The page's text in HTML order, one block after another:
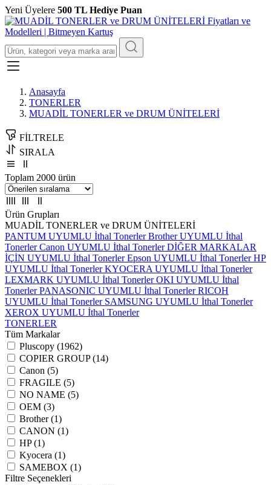
Yeni Üyelere 500 TL Hediye Puan
Anasayfa
TONERLER
MUADİL TONERLER ve DRUM ÜNİTELERİ
FİLTRELE
SIRALA
Toplam 2000 ürün
Ürün Grupları
MUADİL TONERLER ve DRUM ÜNİTELERİ
PANTUM UYUMLU İthal Tonerler Brother UYUMLU İthal
Tonerler Canon UYUMLU İthal Tonerler DİĞER MARKALAR
İÇİN UYUMLU İthal Tonerler Epson UYUMLU İthal Tonerler HP
UYUMLU İthal Tonerler KYOCERA UYUMLU İthal Tonerler
LEXMARK UYUMLU İthal Tonerler OKI UYUMLU İthal
Tonerler PANASONIC UYUMLU İthal Tonerler RICOH
UYUMLU İthal Tonerler SAMSUNG UYUMLU İthal Tonerler
XEROX UYUMLU İthal Tonerler
TONERLER
Tüm Markalar
Pluscopy (1962)
COPIER GROUP (14)
Canon (5)
FRAGILE (5)
NO NAME (5)
OEM (3)
Brother (1)
CANON (1)
HP (1)
Kyocera (1)
SAMEBOX (1)
Filtre Seçenekleri